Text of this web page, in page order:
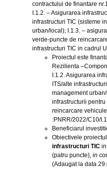
contractului de finantare
I.1.2. – Asigurarea
infrastructuri TIC (sisteme
urban/local); I.1.3. –
verde-puncte de
infrastructuri TIC in cadrul
Proiectul este
Rezilienta
I.1.2. Asigurarea
ITS/alte
management
infrastructurii
reincarcare
:PNRR/2022/C10/
Beneficiarul
Obiectivele
infrastructuri TIC
(patru puncte), in
(Adaugat la data